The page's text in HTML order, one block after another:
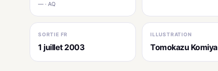
— · AQ
SORTIE FR
1 juillet 2003
ILLUSTRATION
Tomokazu Komiya